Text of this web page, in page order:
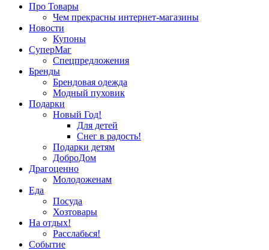
Про Товары
Чем прекрасны интернет-магазины
Новости
Купоны
СуперМаг
Спецпредложения
Бренды
Брендовая одежда
Модный пуховик
Подарки
Новый Год!
Для детей
Снег в радость!
Подарки детям
ДоброДом
Драгоценно
Молодоженам
Еда
Посуда
Хозтовары
На отдых!
Расслабься!
Событие